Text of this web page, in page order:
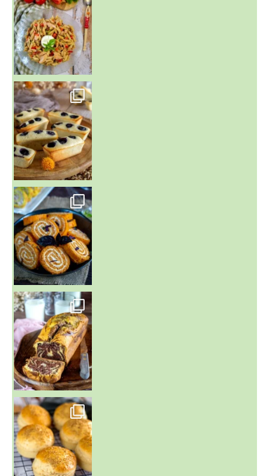
~ FINANCIERS MYRTILLES ET CITRON ~
Aujourd'hu
~ BUNS MAISON ~
Un peu de boulange par ici au